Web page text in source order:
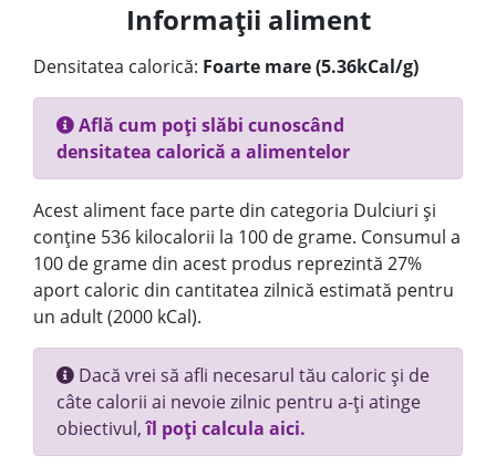
Informații aliment
Densitatea calorică: Foarte mare (5.36kCal/g)
Află cum poți slăbi cunoscând
densitatea calorică a alimentelor
Acest aliment face parte din categoria Dulciuri și
conține 536 kilocalorii la 100 de grame. Consumul a
100 de grame din acest produs reprezintă 27%
aport caloric din cantitatea zilnică estimată pentru
un adult (2000 kCal).
Dacă vrei să afli necesarul tău caloric și de
câte calorii ai nevoie zilnic pentru a-ți atinge
obiectivul,îl poți calcula aici.